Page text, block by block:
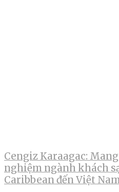
Cengiz Karaagac:
nghiệm ngành khách
Caribbean đến Việt